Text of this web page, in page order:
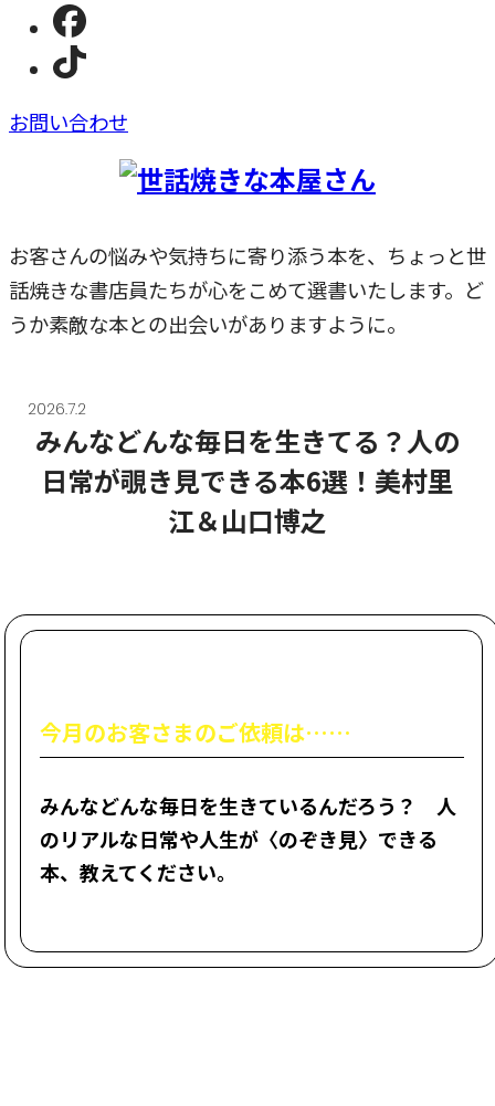
お問い合わせ
お客さんの悩みや気持ちに寄り添う本を、ちょっと世
話焼きな書店員たちが心をこめて選書いたします。ど
うか素敵な本との出会いがありますように。
2026.7.2
みんなどんな毎日を生きてる？人の
日常が覗き見できる本6選！美村里
江＆山口博之
今月のお客さまのご依頼は……
みんなどんな毎日を生きているんだろう？ 人
のリアルな日常や人生が〈のぞき見〉できる
本、教えてください。